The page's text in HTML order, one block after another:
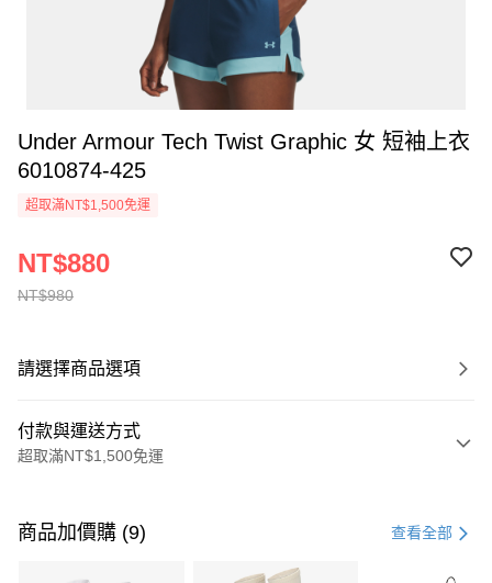
Under Armour Tech Twist Graphic 女 短袖上衣
6010874-425
超取滿NT$1,500免運
NT$980
NT$880
請選擇商品選項
付款與運送方式
超取滿NT$1,500免運
信用卡一次付款
商品加價購 (9) 查看全部